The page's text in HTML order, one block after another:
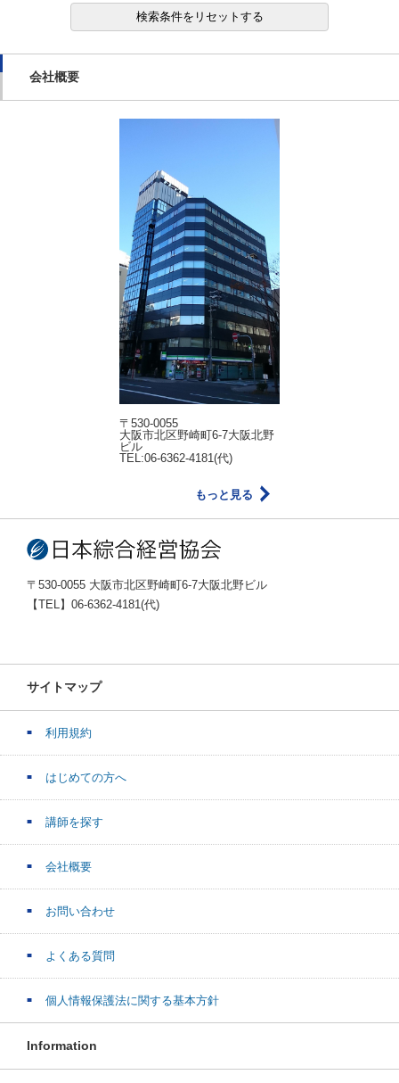
検索条件をリセットする
会社概要
〒530-0055
大阪市北区野崎町6-7大阪北野
ビル
TEL:06-6362-4181(代)
もっと見る
〒530-0055 大阪市北区野崎町6-7大阪北野ビル
【TEL】06-6362-4181(代)
サイトマップ
利用規約
はじめての方へ
講師を探す
会社概要
お問い合わせ
よくある質問
個人情報保護法に関する基本方針
Information